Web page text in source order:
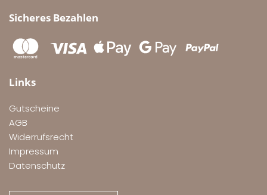
Sicheres Bezahlen
Links
Gutscheine
AGB
Widerrufsrecht
Impressum
Datenschutz